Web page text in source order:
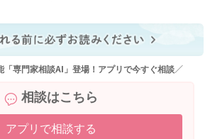
「専門家相談AI」登場！アプリで今すぐ相談／
相談はこちら
アプリで相談する